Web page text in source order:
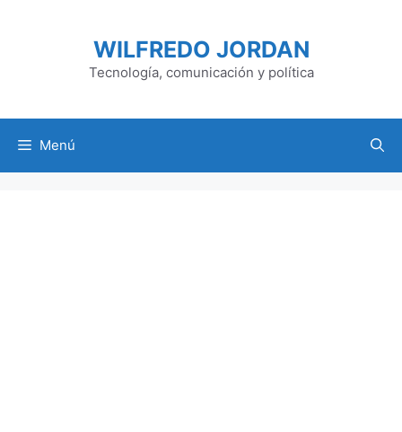
WILFREDO JORDAN
Tecnología, comunicación y política
Menú